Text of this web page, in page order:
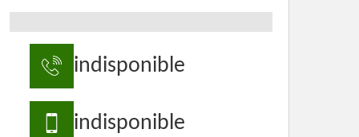
indisponible
indisponible